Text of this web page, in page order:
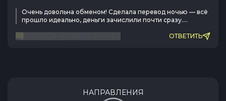
Очень довольна обменом! Сделала перевод ночью — всё
прошло идеально, деньги зачислили почти сразу.
ОТВЕТИТЬ
НАПРАВЛЕНИЯ